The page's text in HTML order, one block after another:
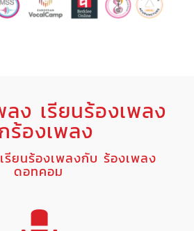
ง เรียนร้องเพลง
ร้องเพลง
รียนร้องเพลงกับ ร้องเพลง
ดอทคอม